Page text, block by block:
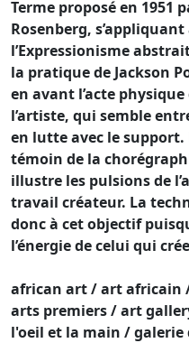
Terme proposé en 1951
Rosenberg,
l’Expressionisme
la pratique de Jackson
en avant l’acte
l’artiste, qui semble
en lutte avec le
témoin de la
illustre les pulsions de
travail créateur. La
donc à cet objectif
l’énergie de celui qui
african art / art
arts premiers / art
l'oeil et la main /